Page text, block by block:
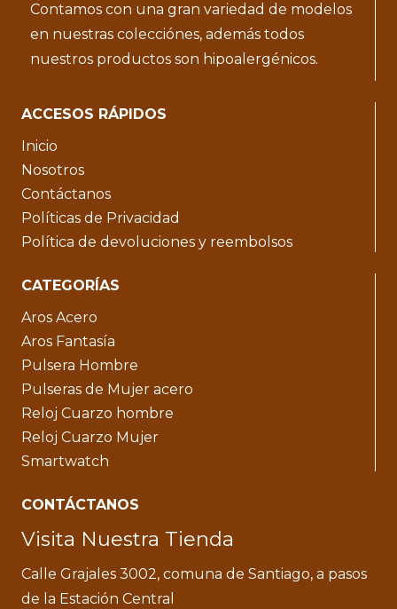
Contamos con una gran variedad de modelos
en nuestras colecciónes, además todos
nuestros productos son hipoalergénicos.
ACCESOS RÁPIDOS
Inicio
Nosotros
Contáctanos
Políticas de Privacidad
Política de devoluciones y reembolsos
CATEGORÍAS
Aros Acero
Aros Fantasía
Pulsera Hombre
Pulseras de Mujer acero
Reloj Cuarzo hombre
Reloj Cuarzo Mujer
Smartwatch
CONTÁCTANOS
Visita Nuestra Tienda
Calle Grajales 3002, comuna de Santiago, a pasos
de la Estación Central